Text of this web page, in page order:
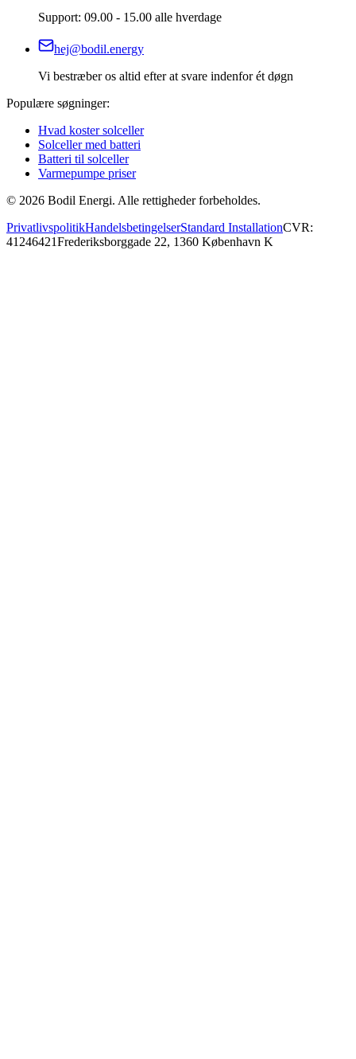
Support: 09.00 - 15.00 alle hverdage
hej@bodil.energy
Vi bestræber os altid efter at svare indenfor ét døgn
Populære søgninger:
Hvad koster solceller
Solceller med batteri
Batteri til solceller
Varmepumpe priser
© 2026 Bodil Energi. Alle rettigheder forbeholdes.
PrivatlivspolitikHandelsbetingelserStandard InstallationCVR:
41246421Frederiksborggade 22, 1360 København K